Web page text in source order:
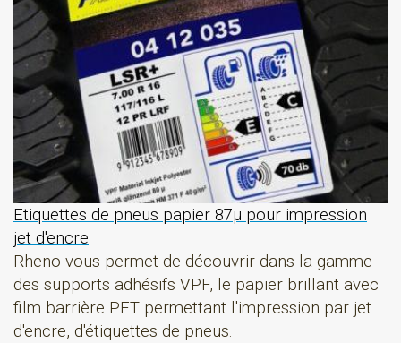
Etiquettes de pneus papier 87µ pour impression
jet d'encre
Rheno vous permet de découvrir dans la gamme
des supports adhésifs VPF, le papier brillant avec
film barrière PET permettant l'impression par jet
d'encre, d'étiquettes de pneus.